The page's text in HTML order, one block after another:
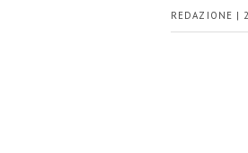
REDAZIONE |